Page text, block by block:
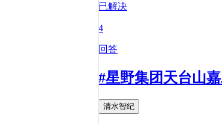
已解决
4
回答
#星野集团天台山
清水智纪